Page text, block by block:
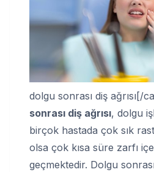
dolgu sonrası diş ağrısı[/
sonrası diş ağrısı, dolgu
birçok hastada çok sık
olsa çok kısa süre zarfı
geçmektedir. Dolgu